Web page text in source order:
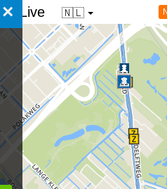
×- Live 🇳🇱